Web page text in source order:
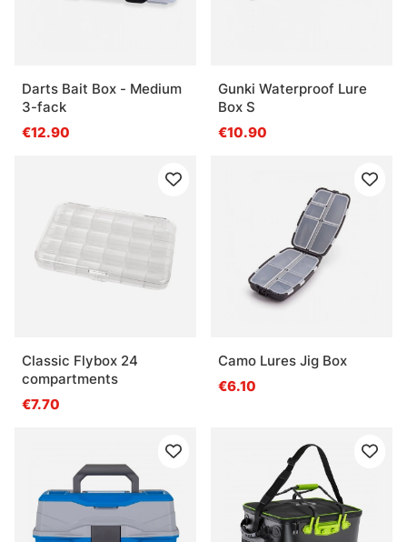
Darts Bait Box - Medium
3-fack
€12.90
Gunki Waterproof Lure
Box S
€10.90
Classic Flybox 24
compartments
€7.70
Camo Lures Jig Box
€6.10